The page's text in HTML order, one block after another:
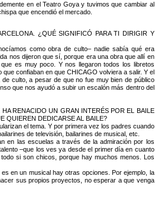
en el Teatro Goya y tuvimos que cambiar al
que encendió el mercado.
¿QUÉ SIGNIFICÓ PARA TI DIRIGIR Y
como obra de culto– nadie sabía qué era
nos dijeron que sí, porque era una obra que allí en
es muy poco. Y nos llegaron todos los libretos
confiaban en que CHICAGO volviera a salir. Y el
culto, a pesar de que no fue muy bien de público
que nos ayudó a subir un escalón más dentro del
RENACIDO UN GRAN INTERÉS POR EL BAILE
QUIEREN DEDICARSE AL BAILE?
el tema. Y por primera vez los padres cuando
de televisión, bailarines de musical, etc.
en las escuelas a través de la admiración por los
–que los ves ya desde el primer día en cuanto
si son chicos, porque hay muchos menos. Los
en un musical hay otras opciones. Por ejemplo, la
sus propios proyectos, no esperar a que venga